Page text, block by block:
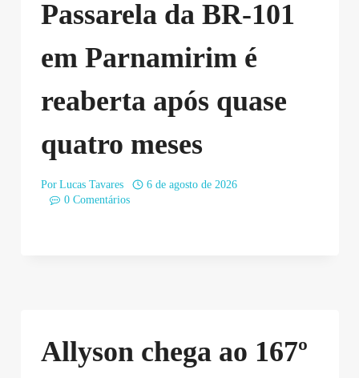
Passarela da BR-101
em Parnamirim é
reaberta após quase
quatro meses
Por Lucas Tavares
6 de agosto de 2026
0 Comentários
Allyson chega ao 167º